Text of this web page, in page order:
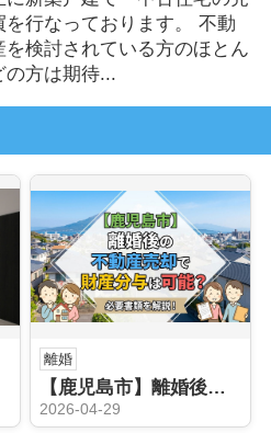
を行なっております。 不動
を検討されている方のほとん
の方は期待...
離婚
【鹿児島市】離婚後の不動産売却で財産分与は可能？必要書類を解説！
2026-04-29